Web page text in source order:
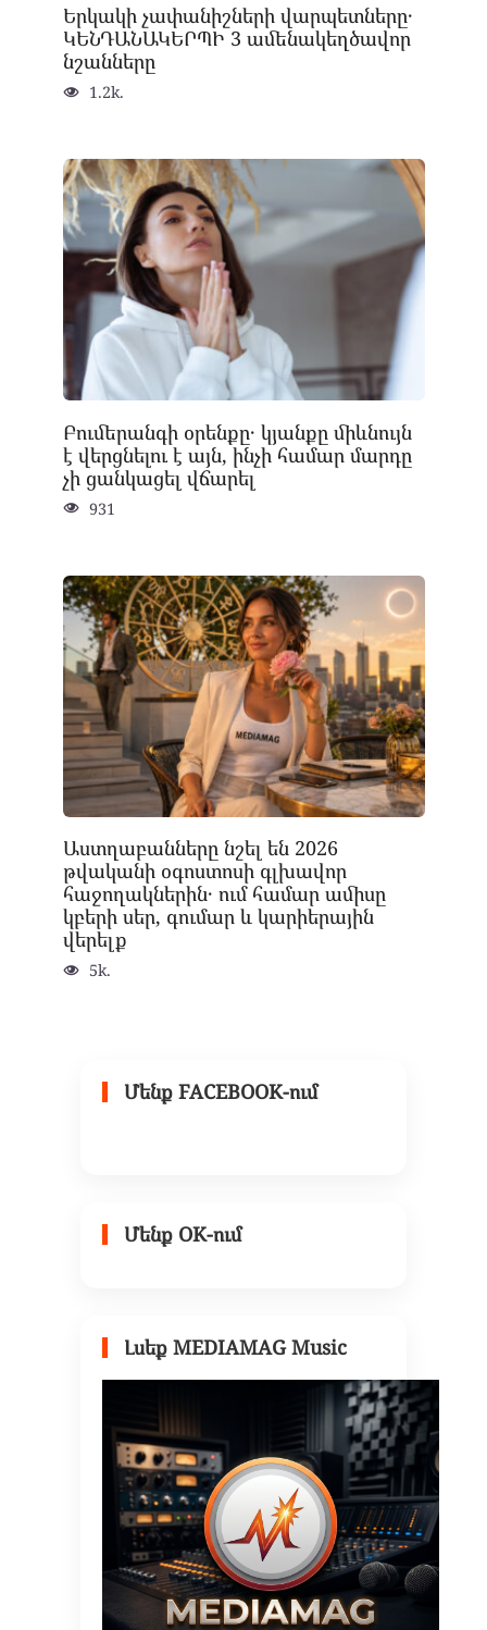
Երկակի չափանիշների վարպետները․
ԿԵՆԴԱՆԱԿԵՐՊԻ 3 ամենակեղծավոր
նշանները
1.2k.
Բումերանգի օրենքը․ կյանքը միևնույն
է վերցնելու է այն, ինչի համար մարդը
չի ցանկացել վճարել
931
Աստղաբանները նշել են 2026
թվականի օգոստոսի գլխավոր
հաջողակներին․ ում համար ամիսը
կբերի սեր, գումար և կարիերային
վերելք
5k.
Մենք FACEBOOK-ում
Մենք OK-ում
Լսեք MEDIAMAG Music